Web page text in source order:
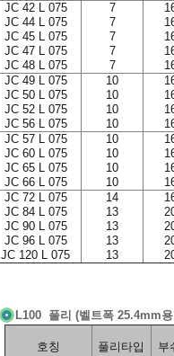
JC 42 L 075
JC 44 L 075
JC 45 L 075
JC 47 L 075
JC 48 L 075
7
7
7
7
7
JC 49 L 075
JC 50 L 075
JC 52 L 075
JC 56 L 075
10
10
10
10
JC 57 L 075
JC 60 L 075
JC 65 L 075
JC 66 L 075
10
10
10
10
JC 72 L 075
JC 84 L 075
JC 90 L 075
JC 96 L 075
JC 120 L 075
14
13
13
13
13
L100 풀리 (벨트폭 25.4mm
호칭 풀리타입 부